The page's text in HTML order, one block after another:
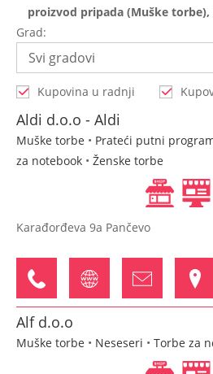
proizvod pripada (Muške torbe),
Grad:
Kupovina u radnji
Aldi d.o.o - Aldi
Muške torbe • Prateći putni
za notebook • Ženske torbe
Karađorđeva 9a Pančevo
Alf d.o.o
Muške torbe • Neseseri • Torbe za